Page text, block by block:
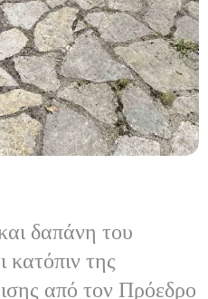
δαπάνη του
της
από τον Πρόεδρο